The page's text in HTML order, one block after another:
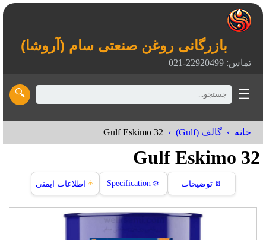
بازرگانی روغن صنعتی سام (آروشا)
تماس: 22920499-021
☰
🔍
خانه گالف (Gulf) Gulf Eskimo 32
Gulf Eskimo 32
📄 توضیحات ⚙️
Specification
⚠️ اطلاعات ایمنی